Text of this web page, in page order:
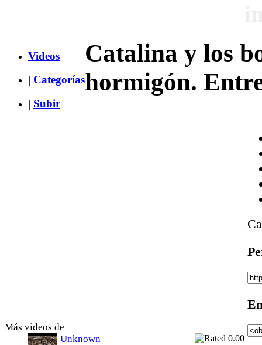
Videos
| Categorías
| Subir
Catalina y los
hormigón.
Más videos de
Unknown